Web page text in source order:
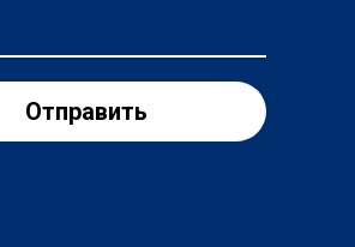
Отправить